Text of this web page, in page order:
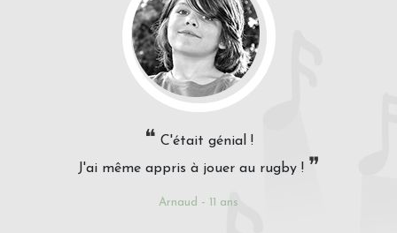
❝ C'était génial !
J'ai même appris à jouer au rugby ! ❞
Arnaud - 11 ans